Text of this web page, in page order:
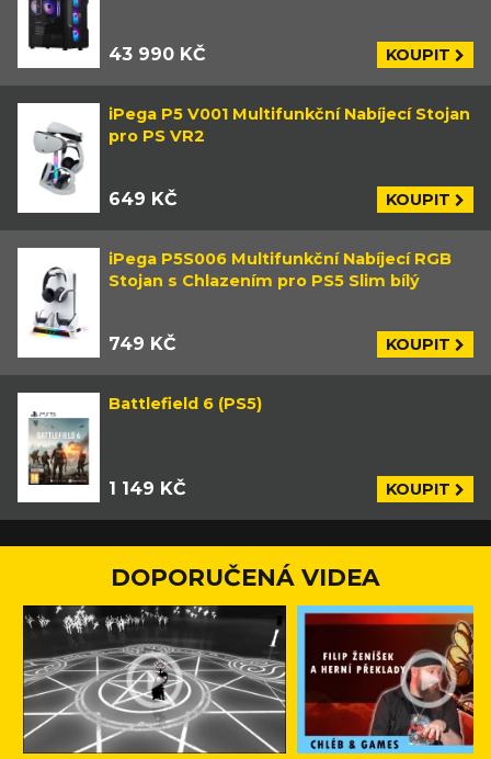
43 990 KČ KOUPIT
iPega P5 V001 Multifunkční Nabíjecí Stojan
pro PS VR2
649 KČ KOUPIT
iPega P5S006 Multifunkční Nabíjecí RGB
Stojan s Chlazením pro PS5 Slim bílý
749 KČ KOUPIT
Battlefield 6 (PS5)
1 149 KČ KOUPIT
DOPORUČENÁ VIDEA